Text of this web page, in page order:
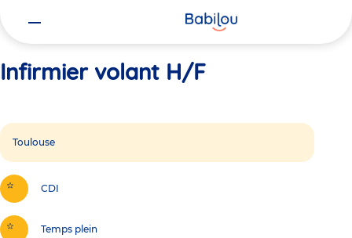
Infirmier volant H/F
Toulouse
CDI
Temps plein